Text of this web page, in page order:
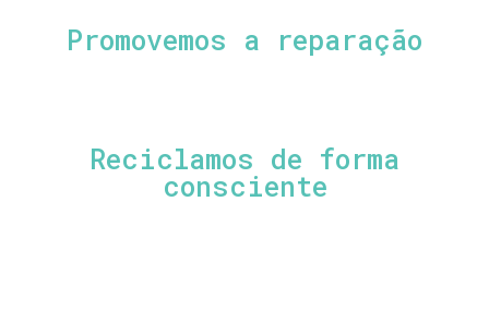
Promovemos a reparação
Reciclamos de forma
consciente